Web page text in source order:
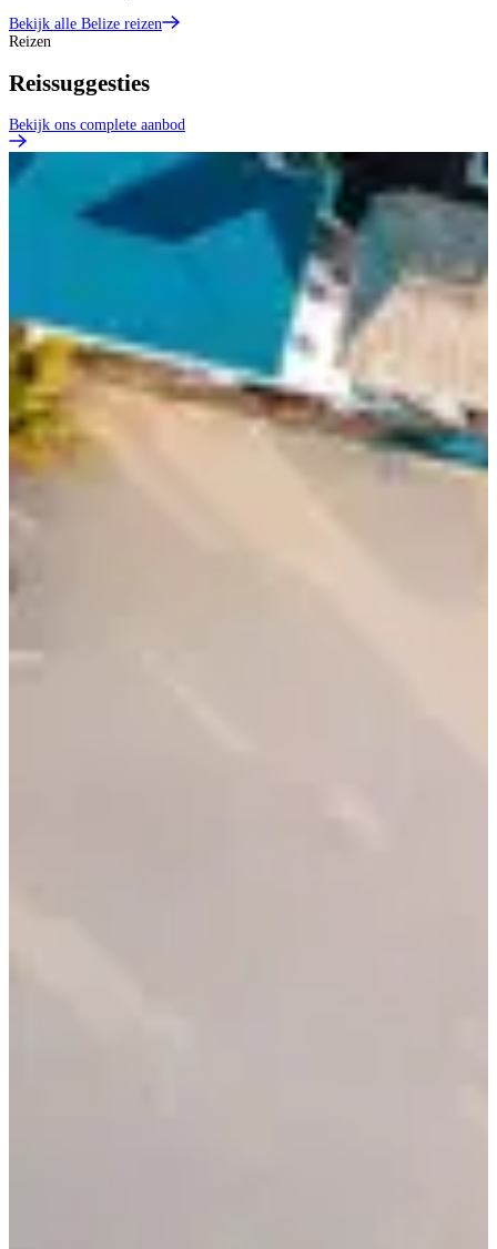
Bekijk alle Belize reizen
Reizen
Reissuggesties
Bekijk ons complete aanbod